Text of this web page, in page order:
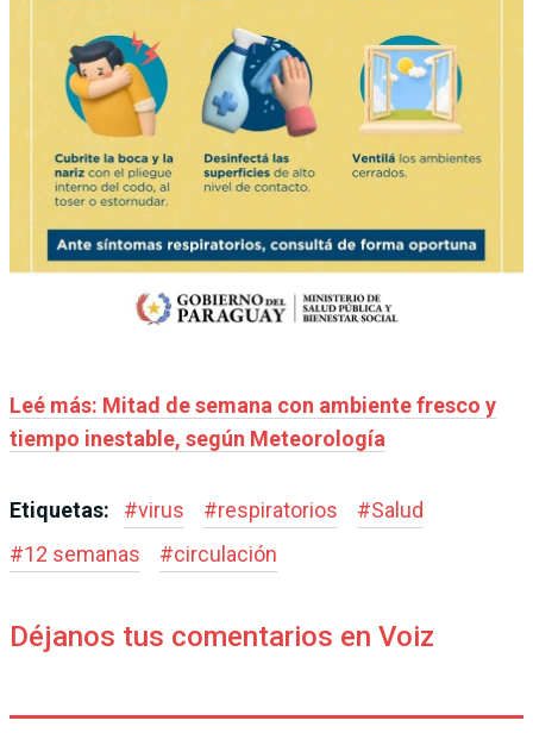
Leé más: Mitad de semana con ambiente fresco y
tiempo inestable, según Meteorología
Etiquetas: #virus #respiratorios #Salud
#12 semanas #circulación
Déjanos tus comentarios en Voiz